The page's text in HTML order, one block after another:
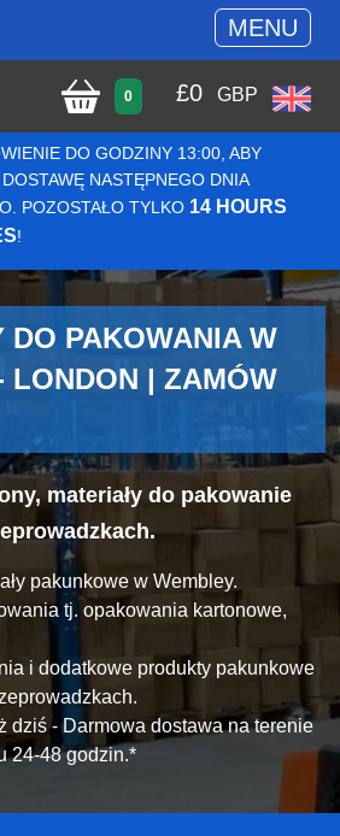
MENU
0 £0 GBP
DO GODZINY 13:00, ABY
NASTĘPNEGO DNIA
POZOSTAŁO TYLKO 14 HOURS
!
DO PAKOWANIA W
LONDON | ZAMÓW
materiały do pakowanie
pakunkowe w Wembley.
tj. opakowania kartonowe,
i dodatkowe produkty pakunkowe
dziś - Darmowa dostawa na terenie
24-48 godzin.*